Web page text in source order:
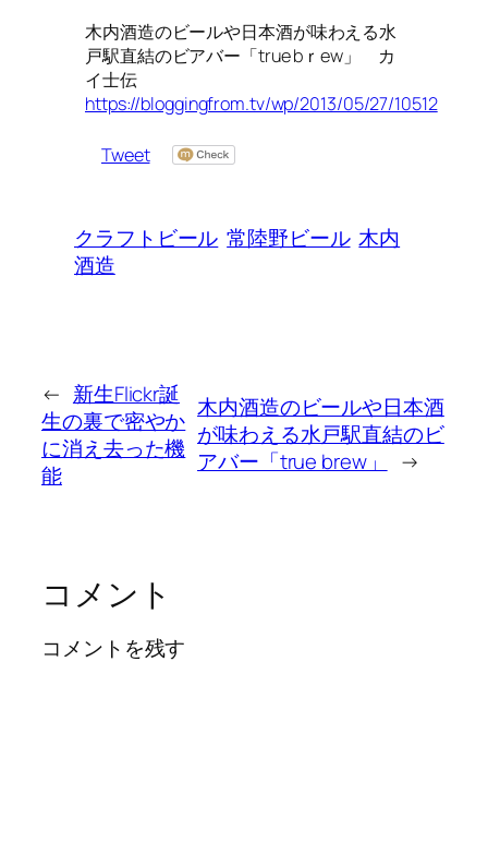
木内酒造のビールや日本酒が味わえる水
戸駅直結のビアバー「true bｒew」 カ
イ士伝
https://bloggingfrom.tv/wp/2013/05/27/10512
Tweet
クラフトビール 常陸野ビール 木内
酒造
← 新生Flickr誕
生の裏で密やか
に消え去った機
能
木内酒造のビールや日本酒
が味わえる水戸駅直結のビ
アバー「true brew」
→
コメント
コメントを残す